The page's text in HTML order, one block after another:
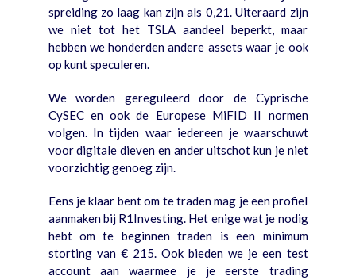
spreiding zo laag kan zijn als 0,21. Uiteraard zijn
we niet tot het TSLA aandeel beperkt, maar
hebben we honderden andere assets waar je ook
op kunt speculeren.
We worden gereguleerd door de Cyprische
CySEC en ook de Europese MiFID II normen
volgen. In tijden waar iedereen je waarschuwt
voor digitale dieven en ander uitschot kun je niet
voorzichtig genoeg zijn.
Eens je klaar bent om te traden mag je een profiel
aanmaken bij R1Investing. Het enige wat je nodig
hebt om te beginnen traden is een minimum
storting van € 215. Ook bieden we je een test
account aan waarmee je je eerste trading